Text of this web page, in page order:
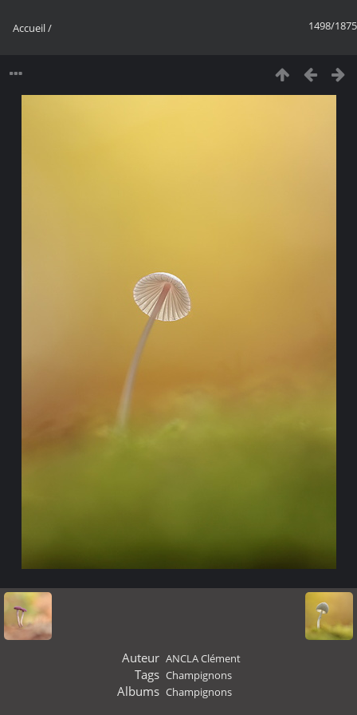
1498/1875
Accueil/
Auteur ANCLA Clément
Tags Champignons
Albums Champignons